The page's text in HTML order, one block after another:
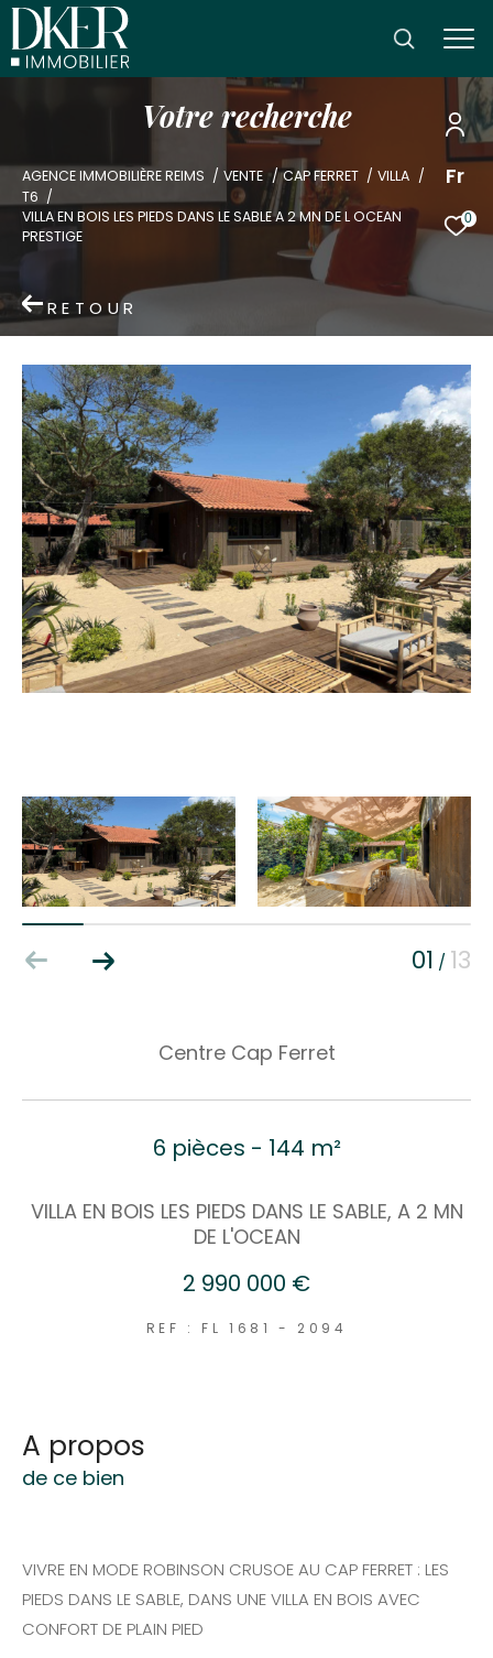
Fr
0
Votre recherche
AGENCE IMMOBILIÈRE REIMS VENTE CAP FERRET
VILLA
T6
VILLA EN BOIS LES PIEDS DANS LE SABLE A 2 MN DE L OCEAN
PRESTIGE
RETOUR
01 / 13
Centre Cap Ferret
6 pièces - 144 m²
VILLA EN BOIS LES PIEDS DANS LE SABLE, A 2 MN
DE L'OCEAN
2 990 000 €
REF : FL 1681 - 2094
a propos
de ce bien
VIVRE EN MODE ROBINSON CRUSOE AU CAP FERRET : LES
PIEDS DANS LE SABLE, DANS UNE VILLA EN BOIS AVEC
CONFORT DE PLAIN PIED